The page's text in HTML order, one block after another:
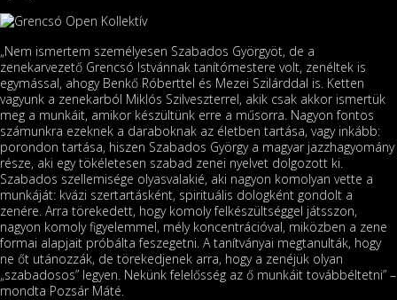
„Nem ismertem személyesen Szabados Györgyöt, de a
zenekarvezető Grencsó Istvánnak tanítómestere volt, zenéltek is
egymással, ahogy Benkő Róberttel és Mezei Szilárddal is. Ketten
vagyunk a zenekarból Miklós Szilveszterrel, akik csak akkor ismertük
meg a munkáit, amikor készültünk erre a műsorra. Nagyon fontos
számunkra ezeknek a daraboknak az életben tartása, vagy inkább:
porondon tartása, hiszen Szabados György a magyar jazzhagyomány
része, aki egy tökéletesen szabad zenei nyelvet dolgozott ki.
Szabados szellemisége olyasvalakié, aki nagyon komolyan vette a
munkáját: kvázi szertartásként, spirituális dologként gondolt a
zenére. Arra törekedett, hogy komoly felkészültséggel játsszon,
nagyon komoly figyelemmel, mély koncentrációval, miközben a zene
formai alapjait próbálta feszegetni. A tanítványai megtanulták, hogy
ne őt utánozzák, de törekedjenek arra, hogy a zenéjük olyan
„szabadosos” legyen. Nekünk felelősség az ő munkáit továbbéltetni” –
mondta Pozsár Máté.